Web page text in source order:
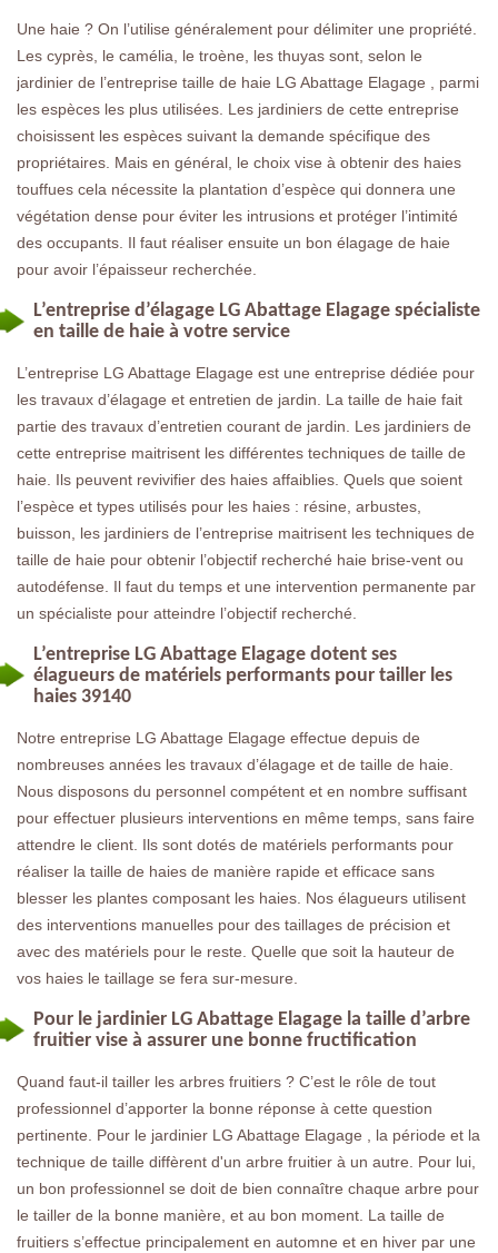
Une haie ? On l’utilise généralement pour délimiter une propriété.
Les cyprès, le camélia, le troène, les thuyas sont, selon le
jardinier de l’entreprise taille de haie LG Abattage Elagage , parmi
les espèces les plus utilisées. Les jardiniers de cette entreprise
choisissent les espèces suivant la demande spécifique des
propriétaires. Mais en général, le choix vise à obtenir des haies
touffues cela nécessite la plantation d’espèce qui donnera une
végétation dense pour éviter les intrusions et protéger l’intimité
des occupants. Il faut réaliser ensuite un bon élagage de haie
pour avoir l’épaisseur recherchée.
L’entreprise d’élagage LG Abattage Elagage spécialiste
en taille de haie à votre service
L’entreprise LG Abattage Elagage est une entreprise dédiée pour
les travaux d’élagage et entretien de jardin. La taille de haie fait
partie des travaux d’entretien courant de jardin. Les jardiniers de
cette entreprise maitrisent les différentes techniques de taille de
haie. Ils peuvent revivifier des haies affaiblies. Quels que soient
l’espèce et types utilisés pour les haies : résine, arbustes,
buisson, les jardiniers de l’entreprise maitrisent les techniques de
taille de haie pour obtenir l’objectif recherché haie brise-vent ou
autodéfense. Il faut du temps et une intervention permanente par
un spécialiste pour atteindre l’objectif recherché.
L’entreprise LG Abattage Elagage dotent ses
élagueurs de matériels performants pour tailler les
haies 39140
Notre entreprise LG Abattage Elagage effectue depuis de
nombreuses années les travaux d’élagage et de taille de haie.
Nous disposons du personnel compétent et en nombre suffisant
pour effectuer plusieurs interventions en même temps, sans faire
attendre le client. Ils sont dotés de matériels performants pour
réaliser la taille de haies de manière rapide et efficace sans
blesser les plantes composant les haies. Nos élagueurs utilisent
des interventions manuelles pour des taillages de précision et
avec des matériels pour le reste. Quelle que soit la hauteur de
vos haies le taillage se fera sur-mesure.
Pour le jardinier LG Abattage Elagage la taille d’arbre
fruitier vise à assurer une bonne fructification
Quand faut-il tailler les arbres fruitiers ? C’est le rôle de tout
professionnel d’apporter la bonne réponse à cette question
pertinente. Pour le jardinier LG Abattage Elagage , la période et la
technique de taille diffèrent d'un arbre fruitier à un autre. Pour lui,
un bon professionnel se doit de bien connaître chaque arbre pour
le tailler de la bonne manière, et au bon moment. La taille de
fruitiers s’effectue principalement en automne et en hiver par une